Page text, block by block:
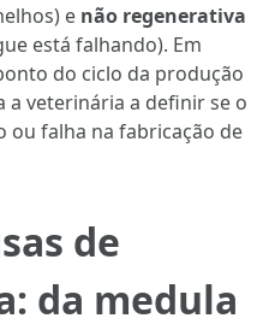
e não regenerativa
está falhando). Em
do ciclo da produção
a veterinária a definir se o
ou falha na fabricação de
de
da medula